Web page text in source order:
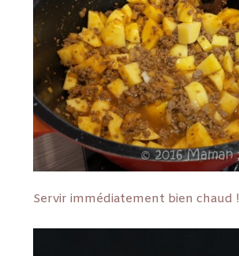
Servir immédiatement bien chaud !